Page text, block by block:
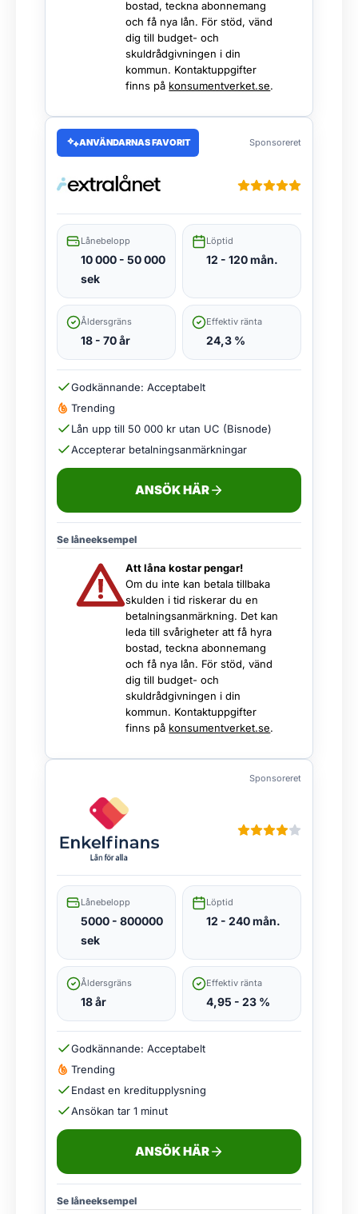
bostad, teckna abonnemang
och få nya lån. För stöd, vänd
dig till budget- och
skuldrådgivningen i din
kommun. Kontaktuppgifter
finns på konsumentverket.se.
ANVÄNDARNAS FAVORIT Sponsoreret
Lånebelopp
10 000 - 50 000
sek
Löptid
12 - 120 mån.
Åldersgräns
18 - 70 år
Effektiv ränta
24,3 %
Godkännande: Acceptabelt
Trending
Lån upp till 50 000 kr utan UC (Bisnode)
Accepterar betalningsanmärkningar
ANSÖK HÄR
Se låneeksempel
Att låna kostar pengar!
Om du inte kan betala tillbaka
skulden i tid riskerar du en
betalningsanmärkning. Det kan
leda till svårigheter att få hyra
bostad, teckna abonnemang
och få nya lån. För stöd, vänd
dig till budget- och
skuldrådgivningen i din
kommun. Kontaktuppgifter
finns på konsumentverket.se.
Sponsoreret
Lånebelopp
5000 - 800000
sek
Löptid
12 - 240 mån.
Åldersgräns
18 år
Effektiv ränta
4,95 - 23 %
Godkännande: Acceptabelt
Trending
Endast en kreditupplysning
Ansökan tar 1 minut
ANSÖK HÄR
Se låneeksempel